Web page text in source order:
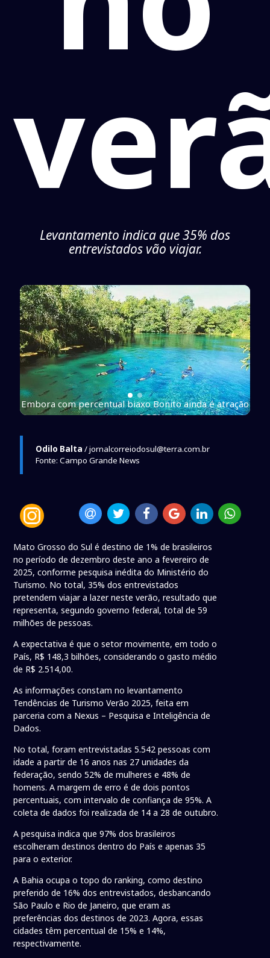
Levantamento indica que 35% dos
entrevistados vão viajar.
Embora com percentual biaxo Bonito ainda é atração
para turistas [ CGNews ]
Odilo Balta / jornalcorreiodosul@terra.com.br
Fonte: Campo Grande News
Mato Grosso do Sul é destino de 1% de brasileiros
no período de dezembro deste ano a fevereiro de
2025, conforme pesquisa inédita do Ministério do
Turismo. No total, 35% dos entrevistados
pretendem viajar a lazer neste verão, resultado que
representa, segundo governo federal, total de 59
milhões de pessoas.
A expectativa é que o setor movimente, em todo o
País, R$ 148,3 bilhões, considerando o gasto médio
de R$ 2.514,00.
As informações constam no levantamento
Tendências de Turismo Verão 2025, feita em
parceria com a Nexus – Pesquisa e Inteligência de
Dados.
No total, foram entrevistadas 5.542 pessoas com
idade a partir de 16 anos nas 27 unidades da
federação, sendo 52% de mulheres e 48% de
homens. A margem de erro é de dois pontos
percentuais, com intervalo de confiança de 95%. A
coleta de dados foi realizada de 14 a 28 de outubro.
A pesquisa indica que 97% dos brasileiros
escolheram destinos dentro do País e apenas 35
para o exterior.
A Bahia ocupa o topo do ranking, como destino
preferido de 16% dos entrevistados, desbancando
São Paulo e Rio de Janeiro, que eram as
preferências dos destinos de 2023. Agora, essas
cidades têm percentual de 15% e 14%,
respectivamente.